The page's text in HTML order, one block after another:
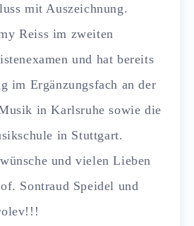
mit Auszeichnung.
Reiss im zweiten
und hat bereits
im Ergänzungsfach an der
in Karlsruhe sowie die
in Stuttgart.
und vielen Lieben
Sontraud Speidel und
!!!